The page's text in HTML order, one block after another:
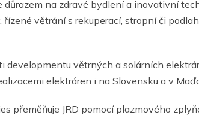
důrazem na zdravé bydlení a inovativní
větrání s rekuperací, stropní či
developmentu větrných a solárních
elektráren i na Slovensku a v
přeměňuje JRD pomocí plazmového